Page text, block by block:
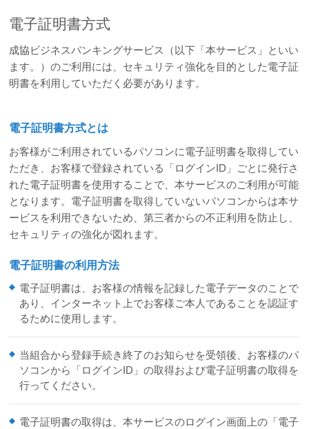
電子証明書方式
成協ビジネスバンキングサービス（以下「本サービス」といい
ます。）のご利用には、セキュリティ強化を目的とした電子証
明書を利用していただく必要があります。
電子証明書方式とは
お客様がご利用されているパソコンに電子証明書を取得してい
ただき、お客様で登録されている「ログインID」ごとに発行さ
れた電子証明書を使用することで、本サービスのご利用が可能
となります。電子証明書を取得していないパソコンからは本サ
ービスを利用できないため、第三者からの不正利用を防止し、
セキュリティの強化が図れます。
電子証明書の利用方法
電子証明書は、お客様の情報を記録した電子データのことで
あり、インターネット上でお客様ご本人であることを認証す
るために使用します。
当組合から登録手続き終了のお知らせを受領後、お客様のパ
ソコンから「ログインID」の取得および電子証明書の取得を
行ってください。
電子証明書の取得は、本サービスのログイン画面上の「電子